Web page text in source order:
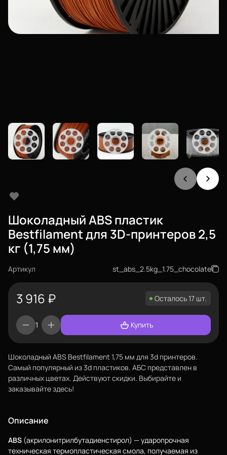
Шоколадный ABS пластик
Bestfilament для 3D-принтеров 2,5
кг (1,75 мм)
Артикул st_abs_2.5kg_1.75_chocolate
3 916 ₽ Осталось 17 шт.
Купить
Шоколадный ABS Bestfilament 1,75 мм для 3d принтеров.
Самый популярный из 3d пластиков. АБС представлен в
различных цветах. Действуют скидки. Выбирайте и
заказывайте здесь!
Описание
ABS (акрилонитрилбутадиенстирол) — ударопрочная
техническая термопластическая смола, получаемая из
Войти